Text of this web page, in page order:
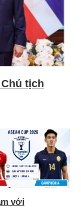
tịch
với